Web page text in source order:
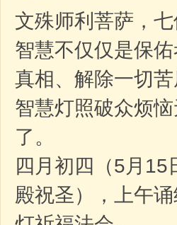
文殊师利菩萨，
智慧不仅仅是保
真相、解除一切
智慧灯照破众烦
了。
四月初四（5月15
殿祝圣），上午